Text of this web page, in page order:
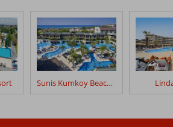
Sunis Kumkoy Beach Resort